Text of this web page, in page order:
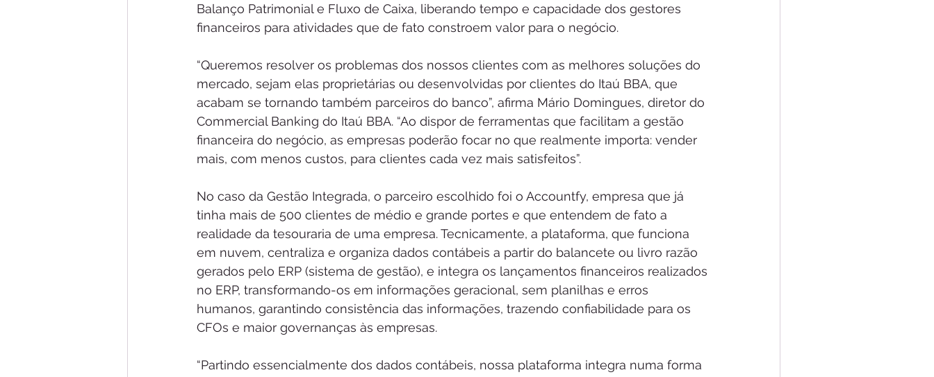
Balanço Patrimonial e Fluxo de Caixa, liberando tempo e capacidade dos gestores
financeiros para atividades que de fato constroem valor para o negócio.
“Queremos resolver os problemas dos nossos clientes com as melhores soluções do
mercado, sejam elas proprietárias ou desenvolvidas por clientes do Itaú BBA, que
acabam se tornando também parceiros do banco”, afirma Mário Domingues, diretor do
Commercial Banking do Itaú BBA. “Ao dispor de ferramentas que facilitam a gestão
financeira do negócio, as empresas poderão focar no que realmente importa: vender
mais, com menos custos, para clientes cada vez mais satisfeitos”.
No caso da Gestão Integrada, o parceiro escolhido foi o Accountfy, empresa que já
tinha mais de 500 clientes de médio e grande portes e que entendem de fato a
realidade da tesouraria de uma empresa. Tecnicamente, a plataforma, que funciona
em nuvem, centraliza e organiza dados contábeis a partir do balancete ou livro razão
gerados pelo ERP (sistema de gestão), e integra os lançamentos financeiros realizados
no ERP, transformando-os em informações geracional, sem planilhas e erros
humanos, garantindo consistência das informações, trazendo confiabilidade para os
CFOs e maior governanças às empresas.
“Partindo essencialmente dos dados contábeis, nossa plataforma integra numa forma